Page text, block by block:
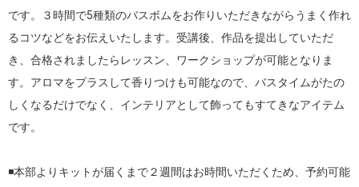
です。３時間で5種類のバスボムをお作りいただきながらうまく作れ
るコツなどをお伝えいたします。受講後、作品を提出していただ
き、合格されましたらレッスン、ワークショップが可能となりま
す。アロマをプラスして香りつけも可能なので、バスタイムがたの
しくなるだけでなく、インテリアとして飾ってもすてきなアイテム
です。
◾️本部よりキットが届くまで２週間はお時間いただくため、予約可能